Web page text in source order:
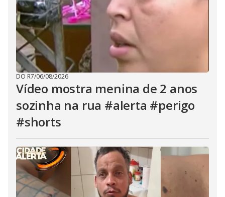
DO R7/06/08/2026
Vídeo mostra menina de 2 anos
sozinha na rua #alerta #perigo
#shorts